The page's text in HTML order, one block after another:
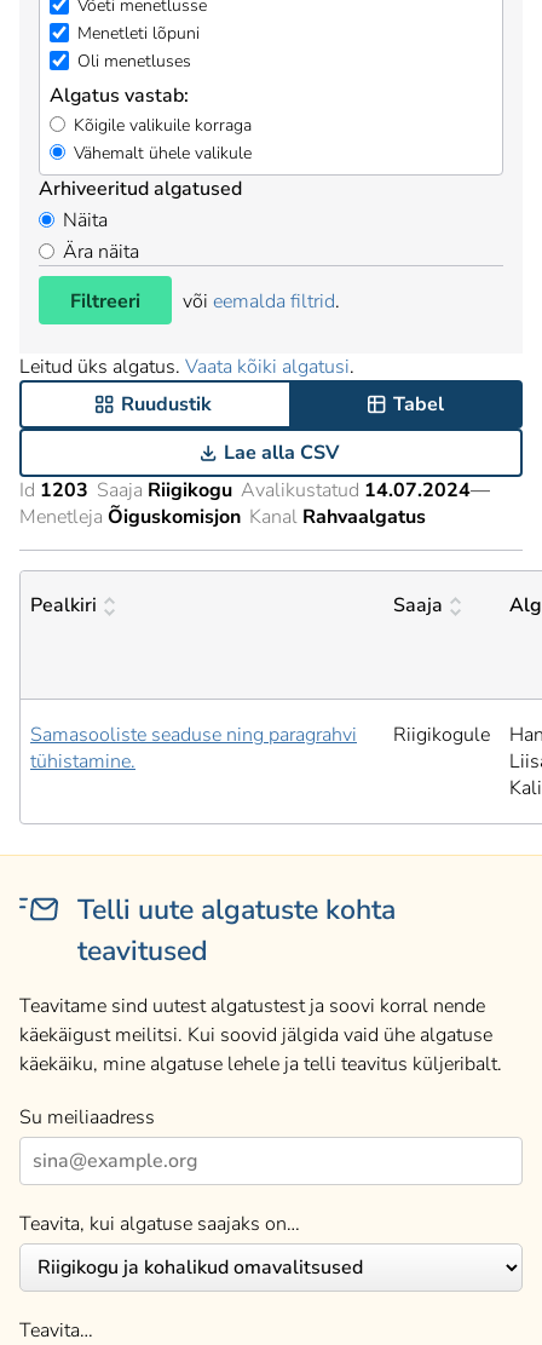
Võeti menetlusse
Menetleti lõpuni
Oli menetluses
Algatus vastab:
Kõigile valikuile korraga
Vähemalt ühele valikule
Arhiveeritud algatused
Näita
Ära näita
Filtreeri
või eemalda filtrid.
Leitud üks algatus. Vaata kõiki algatusi.
Ruudustik
Tabel
Lae alla CSV
Id 1203 Saaja Riigikogu Avalikustatud 14.07.2024—
Menetleja Õiguskomisjon Kanal Rahvaalgatus
Pealkiri Saaja
Samasooliste seaduse ning paragrahvi
tühistamine.
Riigikogule
Telli uute algatuste kohta
teavitused
Teavitame sind uutest algatustest ja soovi korral nende
käekäigust meilitsi. Kui soovid jälgida vaid ühe algatuse
käekäiku, mine algatuse lehele ja telli teavitus küljeribalt.
Su meiliaadress
Teavita, kui algatuse saajaks on…
Teavita…